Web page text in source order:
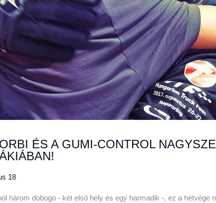
ÉS A GUMI-CONTROL
18
három dobogó - két első hely és egy harmadik -, ez a hétvége